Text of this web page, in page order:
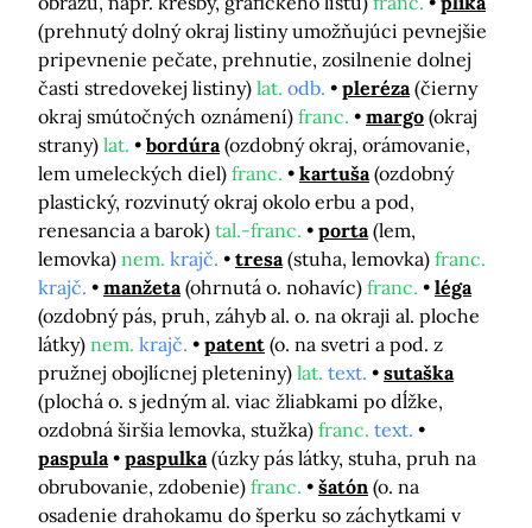
(prehnutý dolný okraj listiny umožňujúci pevnejšie
pripevnenie pečate, prehnutie, zosilnenie dolnej
časti stredovekej listiny) lat. odb. pleréza (čierny
okraj smútočných oznámení) franc. margo (okraj
strany) lat. bordúra (ozdobný okraj, orámovanie,
lem umeleckých diel) franc. kartuša (ozdobný
plastický, rozvinutý okraj okolo erbu a pod,
renesancia a barok) tal.-franc. porta (lem,
lemovka) nem. krajč. tresa (stuha, lemovka) franc.
krajč.
manžeta (ohrnutá o. nohavíc) franc.
léga
(ozdobný pás, pruh, záhyb al. o. na okraji al. ploche
látky) nem. krajč. patent (o. na svetri a pod. z
pružnej obojlícnej pleteniny) lat. text.
sutaška
(plochá o. s jedným al. viac žliabkami po dĺžke,
ozdobná širšia lemovka, stužka) franc. text.
paspula
paspulka (úzky pás látky, stuha, pruh na
obrubovanie, zdobenie) franc. šatón (o. na
osadenie drahokamu do šperku so záchytkami v